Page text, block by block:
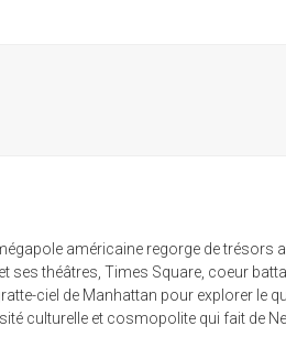
américaine regorge de
théâtres, Times Square, coeur
ciel de Manhattan pour explorer le
culturelle et cosmopolite qui fait de